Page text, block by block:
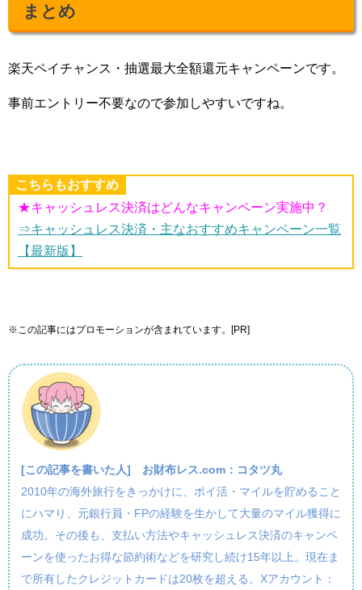
まとめ
楽天ペイチャンス・抽選最大全額還元キャンペーンです。
事前エントリー不要なので参加しやすいですね。
こちらもおすすめ
★キャッシュレス決済はどんなキャンペーン実施中？
⇒キャッシュレス決済・主なおすすめキャンペーン一覧
【最新版】
※この記事にはプロモーションが含まれています。[PR]
[この記事を書いた人] お財布レス.com：コタツ丸
2010年の海外旅行をきっかけに、ポイ活・マイルを貯めること
にハマり、元銀行員・FPの経験を生かして大量のマイル獲得に
成功。その後も、支払い方法やキャッシュレス決済のキャンペ
ーンを使ったお得な節約術などを研究し続け15年以上。現在ま
で所有したクレジットカードは20枚を超える。Xアカウント：